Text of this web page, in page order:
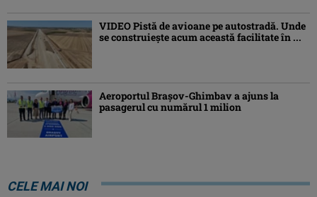
VIDEO Pistă de avioane pe autostradă. Unde
se construiește acum această facilitate în ...
Aeroportul Brașov-Ghimbav a ajuns la
pasagerul cu numărul 1 milion
CELE MAI NOI